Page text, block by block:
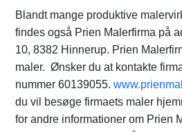
Blandt mange produktive
findes også Prien Malerfirma på
10, 8382 Hinnerup. Prien
maler. Ønsker du at kontakte
nummer 60139055.
du vil besøge firmaets maler
for andre informationer om Prien